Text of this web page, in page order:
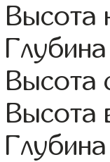
Высота
Высота
Высота